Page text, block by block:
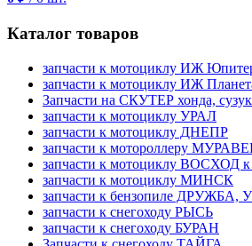
Каталог товаров
запчасти к мотоциклу ИЖ
запчасти к мотоциклу ИЖ
Запчасти на СКУТЕР хонда,
запчасти к мотоциклу УРАЛ
запчасти к мотоциклу ДНЕПР
запчасти к мотороллеру
запчасти к мотоциклу ВОСХОД
запчасти к мотоциклу МИНСК
запчасти к бензопиле
запчасти к снегоходу РЫСЬ
запчасти к снегоходу БУРАН